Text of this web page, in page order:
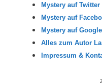
Mystery auf Twitter
Mystery auf
Mystery auf
Alles zum Autor
Impressum &